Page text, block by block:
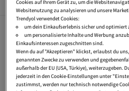
Beliebte Seiten
Kissenbezug 50X30 Kissenbezug 40 X
Lange Kissen
Kissenbezug 25X40
Kissenbezug 40X50
Kissenbezug 80X40
Kissenbezug 120X40
Kopfkissen 70 X 40
Cookies auf Ihrem Gerät zu, um die
Websitenutzung zu analysieren und unsere
Trendyol verwendet Cookies:
um dein Einkaufserlebnis sicher und optimiert
um personalisierte Inhalte und Werbung
Einkaufsinteressen zugeschnitten sind.
Wenn du auf "Akzeptieren" klickst, erlaubst du
genannten Zwecke zu verwenden und
außerhalb der EU (USA, Türkiye), weiterzugeben.
jederzeit in den Cookie-Einstellungen unter
zustimmst, werden nur technisch notwendige